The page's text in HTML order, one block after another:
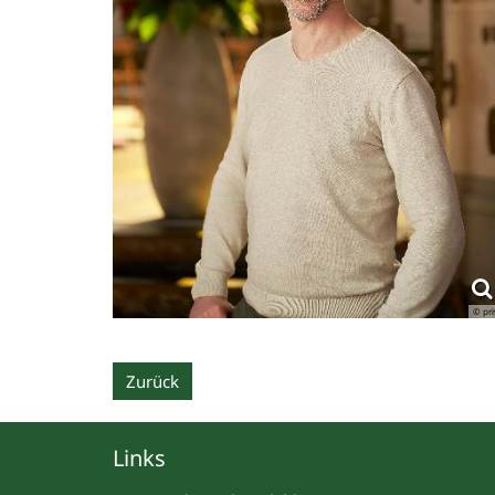
©
Zurück
Links